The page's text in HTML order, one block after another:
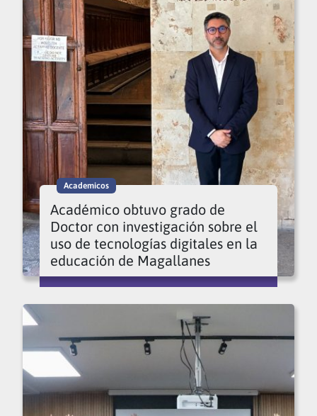
Academicos
Académico obtuvo grado de
Doctor con investigación sobre el
uso de tecnologías digitales en la
educación de Magallanes